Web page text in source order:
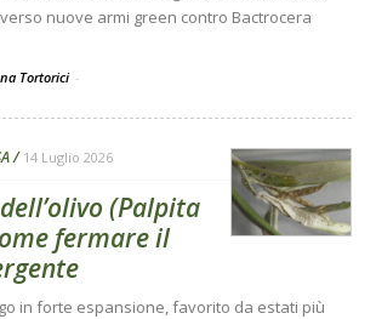
nuove armi green contro Bactrocera
Tortorici -
14 Luglio 2026
(Palpita
fermare il
in forte espansione, favorito da estati più